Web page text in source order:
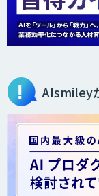
AIsmiley